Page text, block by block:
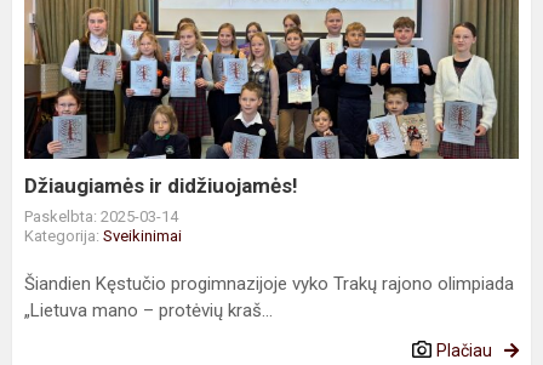
ir
didžiuojamės!
Džiaugiamės ir didžiuojamės!
Paskelbta: 2025-03-14
Kategorija: Sveikinimai
Šiandien Kęstučio progimnazijoje vyko Trakų rajono olimpiada
„Lietuva mano – protėvių kraš...
Plačiau